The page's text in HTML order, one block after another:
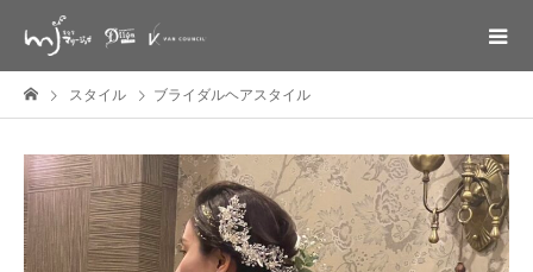
スタイル ブライダルヘアスタイル